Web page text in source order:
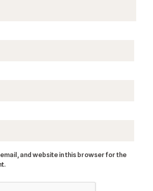
email, and website in this browser for the